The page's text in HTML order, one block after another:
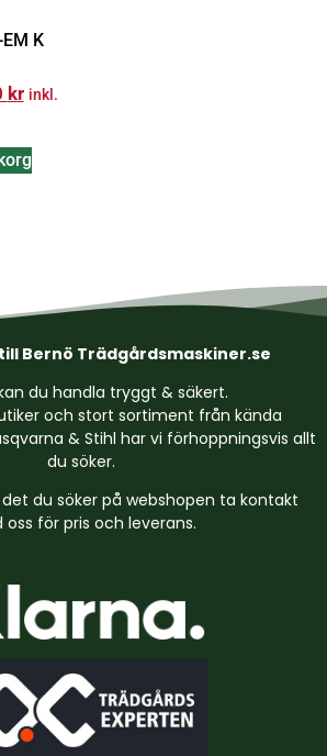
K
kr inkl.
Bernö Trädgårdsmaskiner.se
du handla tryggt & säkert.
och stort sortiment från kända
& Stihl har vi förhoppningsvis allt
du söker.
du söker på webshopen ta kontakt
oss för pris och leverans.